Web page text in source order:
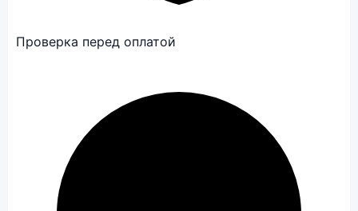
Проверка перед оплатой